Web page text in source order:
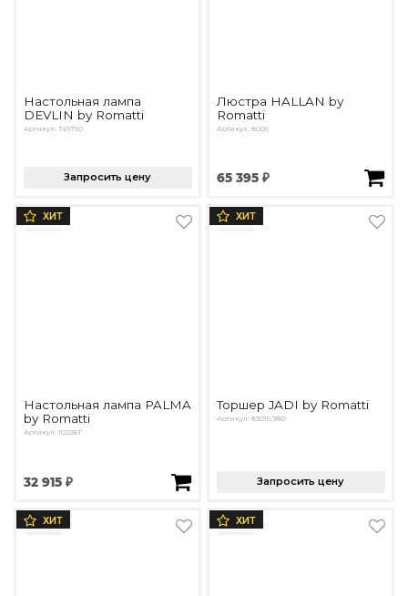
Настольная лампа
DEVLIN by Romatti
Артикул: T49750
Запросить цену
Люстра HALLAN by
Romatti
Артикул: 8006
65 395 ₽
ХИТ
Настольная лампа PALMA
by Romatti
Артикул: 10228T
32 915 ₽
ХИТ
Торшер JADI by Romatti
Артикул: 83015/380
Запросить цену
ХИТ ХИТ